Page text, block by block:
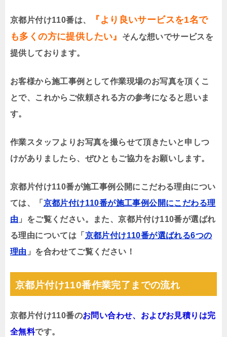
京都片付け110番は、
『より良いサービスを1名で
も多くの方に提供したい』
そんな想いでサービスを
提供しております。
お客様から施工事例として作業現場のお写真を頂くこ
とで、これからご依頼される方の参考になると思いま
す。
作業スタッフよりお写真を撮らせて頂きたいと申しつ
けがありましたら、ぜひともご協力をお願いします。
京都片付け110番が施工事例公開にこだわる理由につい
ては、「 京都片付け110番が施工事例公開にこだわる理
由 」をご覧ください。また、京都片付け110番が選ばれ
る理由については「 京都片付け110番が選ばれる6つの
理由 」を合わせてご覧ください！
京都片付け110番作業完了までの流れ
京都片付け110番のお問い合わせ、およびお見積りは完
全無料です。